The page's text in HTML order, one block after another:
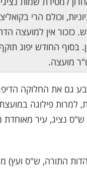
וכולם הרי
אין למועצה
בסוף החודש יפוג
מועצה.
גם את החלוקה
ש"ס נציג, עיר